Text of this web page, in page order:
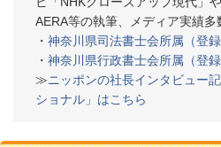
AERA等の執筆、メディア実績多
・ 神奈川県司法書士会所属（登録
・ 神奈川県行政書士会所属（登
≫ニッポンの社長インタビュー
ショナル」はこちら